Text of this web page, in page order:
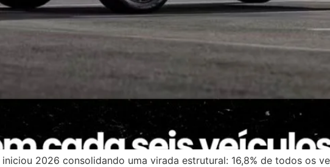
2026 consolidando uma virada estrutural: 16,8% de todos os